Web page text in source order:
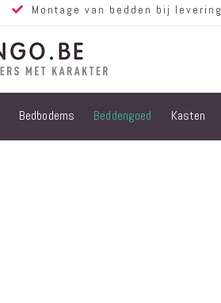
Montage van bedden bij levering
Alle bedden
Steigerhouten
Bedbodems Beddengoed Kasten